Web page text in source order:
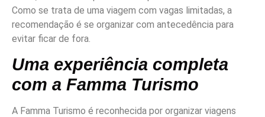
Como se trata de uma viagem com vagas limitadas, a
recomendação é se organizar com antecedência para
evitar ficar de fora.
Uma experiência completa
com a Famma Turismo
A Famma Turismo é reconhecida por organizar viagens